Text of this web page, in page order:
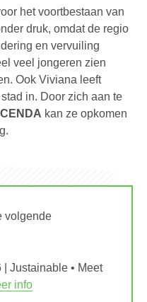
het voortbestaan van
druk, omdat de regio
en vervuiling
veel jongeren zien
Ook Viviana leeft
in. Door zich aan te
CENDA kan ze opkomen
volgende
Justainable • Meet
info